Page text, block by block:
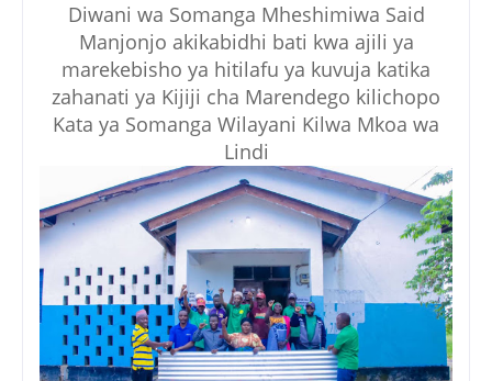
Diwani wa Somanga Mheshimiwa Said
Manjonjo akikabidhi bati kwa ajili ya
marekebisho ya hitilafu ya kuvuja katika
zahanati ya Kijiji cha Marendego kilichopo
Kata ya Somanga Wilayani Kilwa Mkoa wa
Lindi